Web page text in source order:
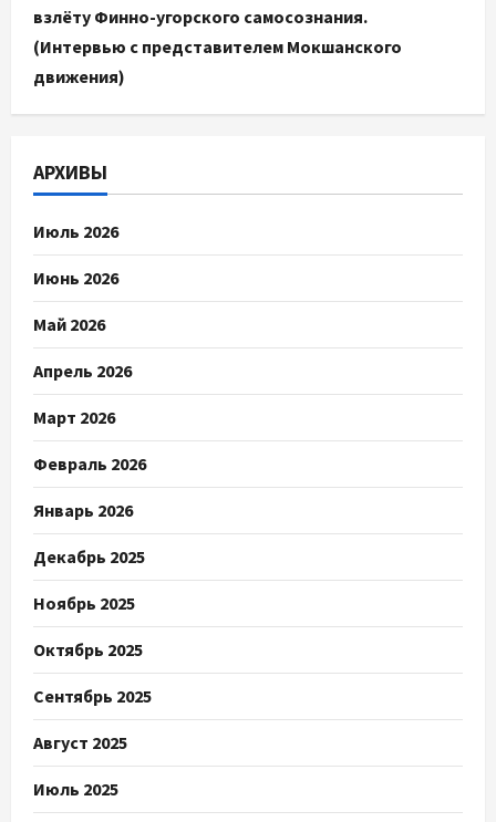
взлёту Финно-угорского самосознания.
(Интервью с представителем Мокшанского
движения)
АРХИВЫ
Июль 2026
Июнь 2026
Май 2026
Апрель 2026
Март 2026
Февраль 2026
Январь 2026
Декабрь 2025
Ноябрь 2025
Октябрь 2025
Сентябрь 2025
Август 2025
Июль 2025